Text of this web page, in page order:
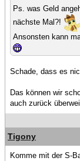
Ps. was Geld
nächste Mal?!
Ansonsten kann
Schade, dass es
Das können wir
auch zurück
Tigony
Komme mit der S-